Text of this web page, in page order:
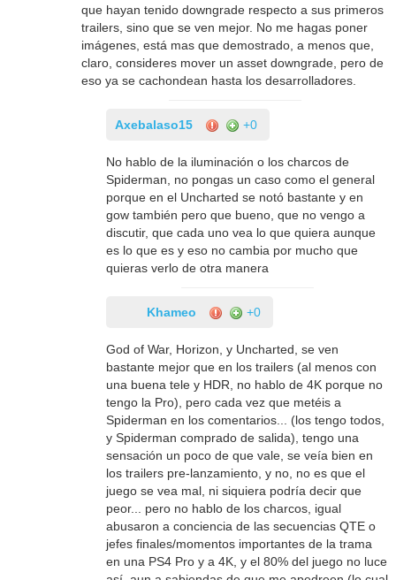
que hayan tenido downgrade respecto a sus primeros
trailers, sino que se ven mejor. No me hagas poner
imágenes, está mas que demostrado, a menos que,
claro, consideres mover un asset downgrade, pero de
eso ya se cachondean hasta los desarrolladores.
Axebalaso15 +0
No hablo de la iluminación o los charcos de
Spiderman, no pongas un caso como el general
porque en el Uncharted se notó bastante y en
gow también pero que bueno, que no vengo a
discutir, que cada uno vea lo que quiera aunque
es lo que es y eso no cambia por mucho que
quieras verlo de otra manera
Khameo +0
God of War, Horizon, y Uncharted, se ven
bastante mejor que en los trailers (al menos con
una buena tele y HDR, no hablo de 4K porque no
tengo la Pro), pero cada vez que metéis a
Spiderman en los comentarios... (los tengo todos,
y Spiderman comprado de salida), tengo una
sensación un poco de que vale, se veía bien en
los trailers pre-lanzamiento, y no, no es que el
juego se vea mal, ni siquiera podría decir que
peor... pero no hablo de los charcos, igual
abusaron a conciencia de las secuencias QTE o
jefes finales/momentos importantes de la trama
en una PS4 Pro y a 4K, y el 80% del juego no luce